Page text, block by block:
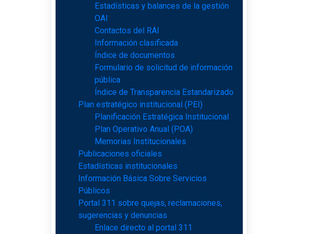
Estadísticas y balances de la gestión
OAI
Contactos del RAI
Información clasificada
Índice de documentos
Formulario de solicitud de información
pública
Índice de Transparencia Estandarizado
Plan estratégico institucional (PEI)
Planificación Estratégica Institucional
Plan Operativo Anual (POA)
Memorias Institucionales
Publicaciones oficiales
Estadísticas institucionales
Información Básica Sobre Servicios
Públicos
Portal 311 sobre quejas, reclamaciones,
sugerencias y denuncias
Enlace directo al portal 311